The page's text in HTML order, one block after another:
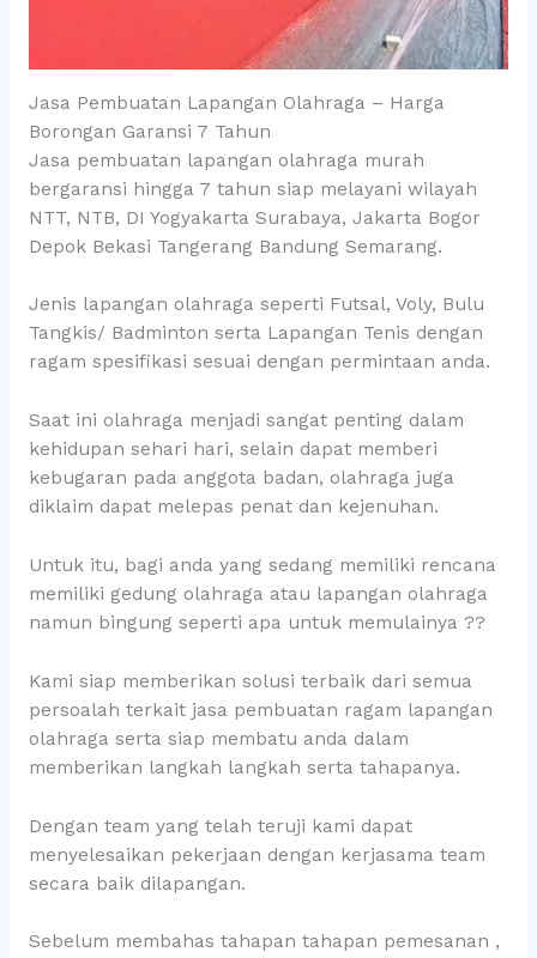
Jasa Pembuatan Lapangan Olahraga – Harga
Borongan Garansi 7 Tahun
Jasa pembuatan lapangan olahraga murah
bergaransi hingga 7 tahun siap melayani wilayah
NTT, NTB, DI Yogyakarta Surabaya, Jakarta Bogor
Depok Bekasi Tangerang Bandung Semarang.
Jenis lapangan olahraga seperti Futsal, Voly, Bulu
Tangkis/ Badminton serta Lapangan Tenis dengan
ragam spesifikasi sesuai dengan permintaan anda.
Saat ini olahraga menjadi sangat penting dalam
kehidupan sehari hari, selain dapat memberi
kebugaran pada anggota badan, olahraga juga
diklaim dapat melepas penat dan kejenuhan.
Untuk itu, bagi anda yang sedang memiliki rencana
memiliki gedung olahraga atau lapangan olahraga
namun bingung seperti apa untuk memulainya ??
Kami siap memberikan solusi terbaik dari semua
persoalah terkait jasa pembuatan ragam lapangan
olahraga serta siap membatu anda dalam
memberikan langkah langkah serta tahapanya.
Dengan team yang telah teruji kami dapat
menyelesaikan pekerjaan dengan kerjasama team
secara baik dilapangan.
Sebelum membahas tahapan tahapan pemesanan ,